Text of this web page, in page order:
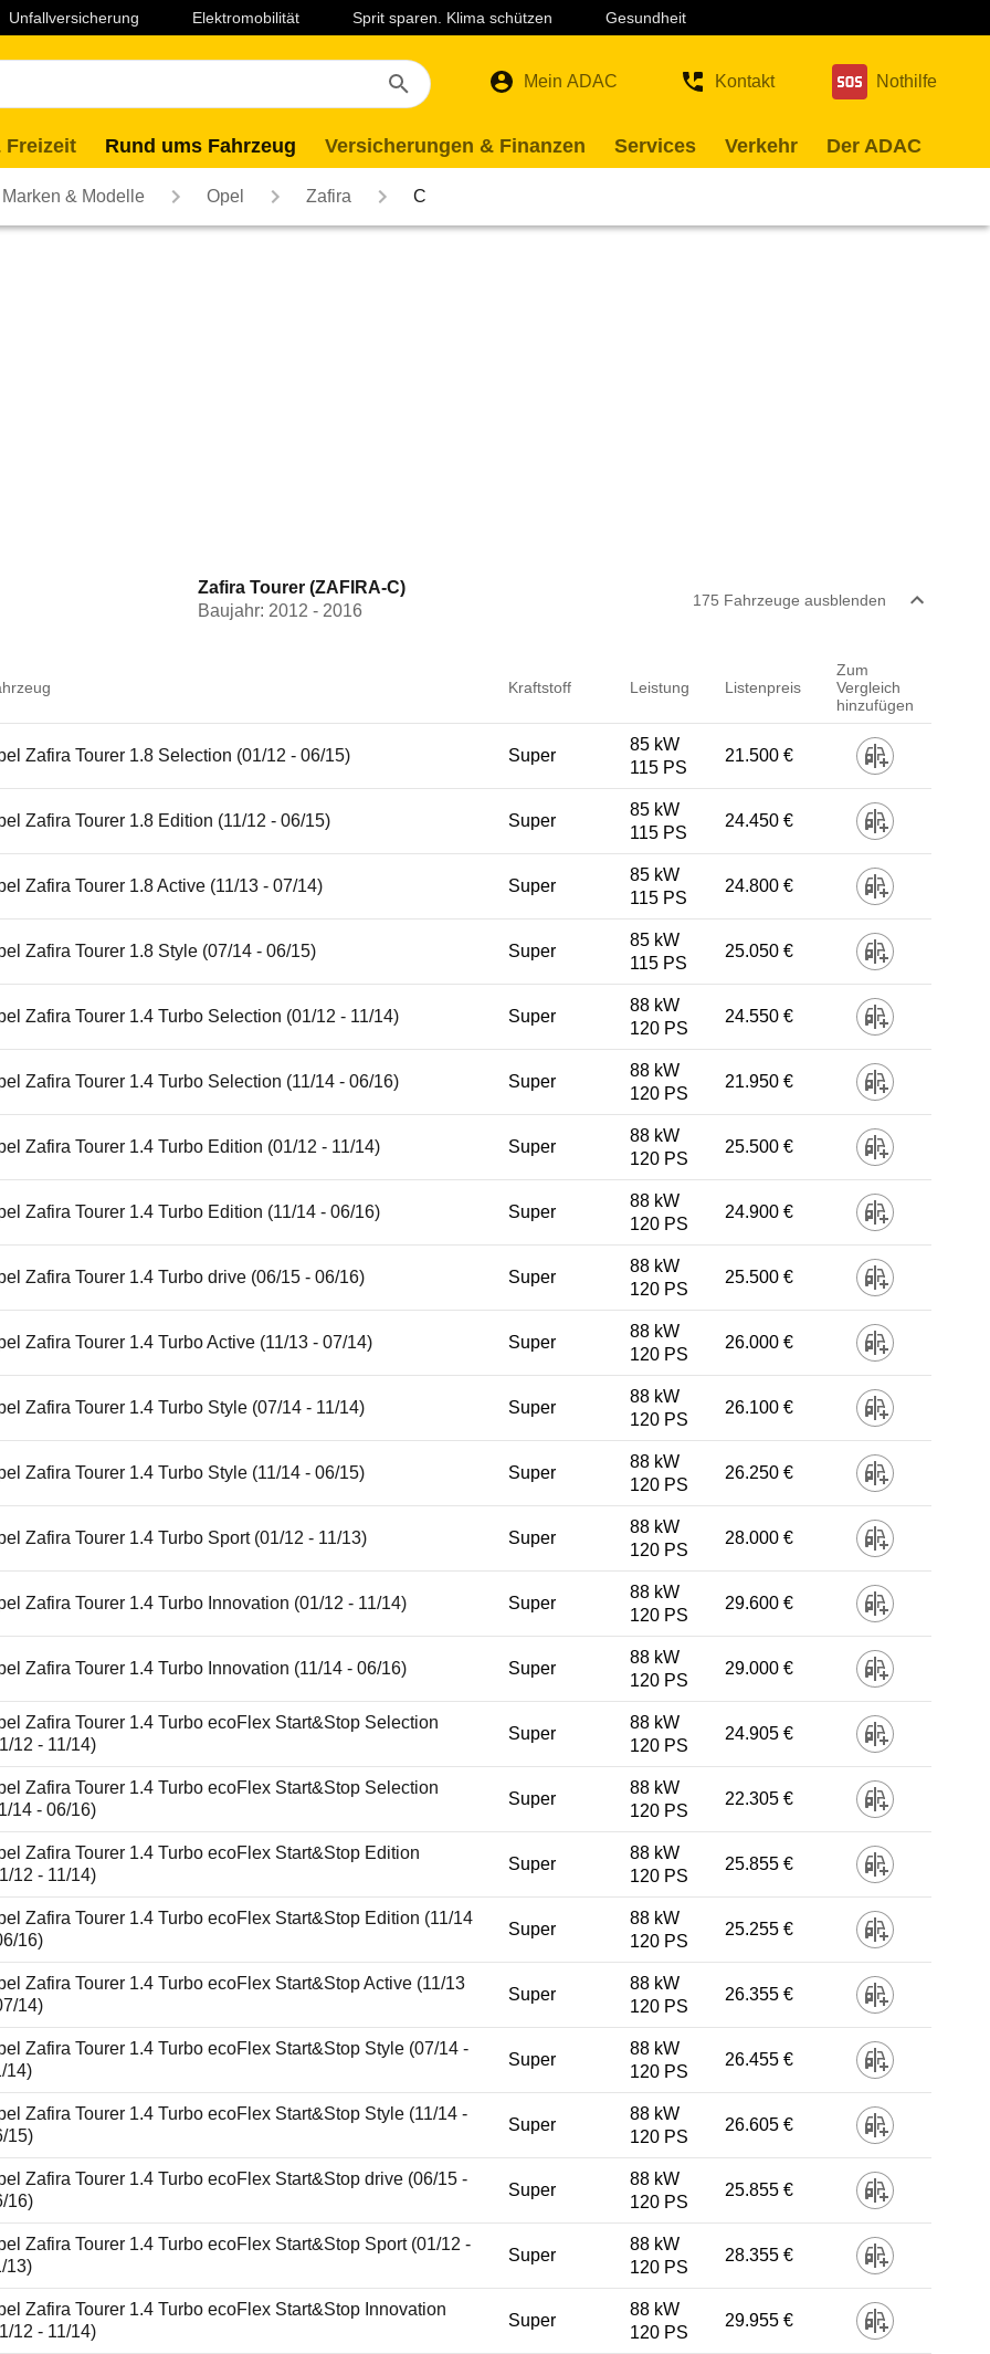
Unfallversicherung Elektromobilität Sprit sparen. Klima schützen Gesundheit
Mein ADAC Kontakt Nothilfe
Freizeit Rund ums Fahrzeug Versicherungen & Finanzen Services Verkehr Der ADAC
Marken & Modelle Opel Zafira C
Zafira Tourer (ZAFIRA-C)
Baujahr: 2012 - 2016
175 Fahrzeuge ausblenden
Kraftstoff Leistung Listenpreis
Zum
Vergleich
hinzufügen
Zafira Tourer 1.8 Selection (01/12 - 06/15) Super
85 kW
115 PS
21.500 €
Zafira Tourer 1.8 Edition (11/12 - 06/15) Super
85 kW
115 PS
24.450 €
Zafira Tourer 1.8 Active (11/13 - 07/14) Super
85 kW
115 PS
24.800 €
Zafira Tourer 1.8 Style (07/14 - 06/15) Super
85 kW
115 PS
25.050 €
Zafira Tourer 1.4 Turbo Selection (01/12 - 11/14) Super
88 kW
120 PS
24.550 €
Zafira Tourer 1.4 Turbo Selection (11/14 - 06/16) Super
88 kW
120 PS
21.950 €
Zafira Tourer 1.4 Turbo Edition (01/12 - 11/14) Super
88 kW
120 PS
25.500 €
Zafira Tourer 1.4 Turbo Edition (11/14 - 06/16) Super
88 kW
120 PS
24.900 €
Zafira Tourer 1.4 Turbo drive (06/15 - 06/16) Super
88 kW
120 PS
25.500 €
Zafira Tourer 1.4 Turbo Active (11/13 - 07/14) Super
88 kW
120 PS
26.000 €
Zafira Tourer 1.4 Turbo Style (07/14 - 11/14) Super
88 kW
120 PS
26.100 €
Zafira Tourer 1.4 Turbo Style (11/14 - 06/15) Super
88 kW
120 PS
26.250 €
Zafira Tourer 1.4 Turbo Sport (01/12 - 11/13) Super
88 kW
120 PS
28.000 €
Zafira Tourer 1.4 Turbo Innovation (01/12 - 11/14) Super
88 kW
120 PS
29.600 €
Zafira Tourer 1.4 Turbo Innovation (11/14 - 06/16) Super
88 kW
120 PS
29.000 €
Zafira Tourer 1.4 Turbo ecoFlex Start&Stop Selection
12 - 11/14)
Super
88 kW
120 PS
24.905 €
Zafira Tourer 1.4 Turbo ecoFlex Start&Stop Selection
14 - 06/16)
Super
88 kW
120 PS
22.305 €
Zafira Tourer 1.4 Turbo ecoFlex Start&Stop Edition
12 - 11/14)
Super
88 kW
120 PS
25.855 €
Zafira Tourer 1.4 Turbo ecoFlex Start&Stop Edition (11/14
16)
Super
88 kW
120 PS
25.255 €
Zafira Tourer 1.4 Turbo ecoFlex Start&Stop Active (11/13
14)
Super
88 kW
120 PS
26.355 €
Zafira Tourer 1.4 Turbo ecoFlex Start&Stop Style (07/14 -
14)
Super
88 kW
120 PS
26.455 €
Zafira Tourer 1.4 Turbo ecoFlex Start&Stop Style (11/14 -
15)
Super
88 kW
120 PS
26.605 €
Zafira Tourer 1.4 Turbo ecoFlex Start&Stop drive (06/15 -
16)
Super
88 kW
120 PS
25.855 €
Zafira Tourer 1.4 Turbo ecoFlex Start&Stop Sport (01/12 -
13)
Super
88 kW
120 PS
28.355 €
Zafira Tourer 1.4 Turbo ecoFlex Start&Stop Innovation
12 - 11/14)
Super
88 kW
120 PS
29.955 €